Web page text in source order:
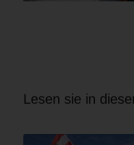
Lesen sie in